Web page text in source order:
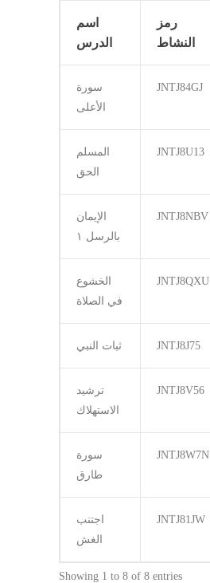
اسم
الدرس
رمز
النشاط
سورة
الأعلى
JNTJ84GJ
المسلم
الحق
JNTJ8U13
الإيمان
بالرسل ١
JNTJ8NBV
الخشوع
في الصلاة
JNTJ8QXU
ثبات النبي JNTJ8J75
ترشيد
الاستهلاك
JNTJ8V56
سورة
طارق
JNTJ8W7N
اجتنب
الغش
JNTJ81JW
Showing 1 to 8 of 8 entries